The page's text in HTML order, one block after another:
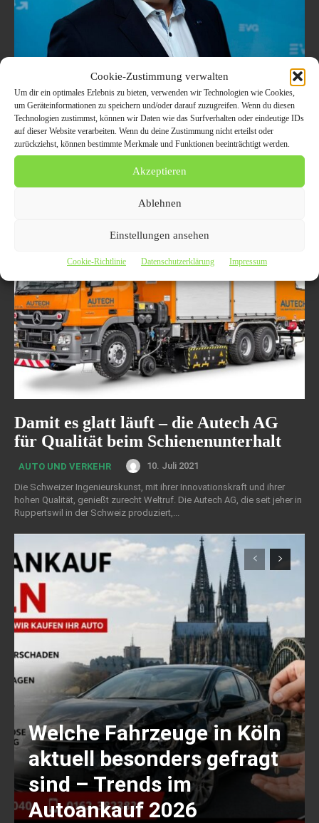
Cookie-Zustimmung verwalten
Um dir ein optimales Erlebnis zu bieten, verwenden wir Technologien wie Cookies,
um Geräteinformationen zu speichern und/oder darauf zuzugreifen. Wenn du diesen
Technologien zustimmst, können wir Daten wie das Surfverhalten oder eindeutige IDs
auf dieser Website verarbeiten. Wenn du deine Zustimmung nicht erteilst oder
zurückziehst, können bestimmte Merkmale und Funktionen beeinträchtigt werden.
Akzeptieren
Ablehnen
Einstellungen ansehen
Cookie-Richtlinie Datenschutzerklärung Impressum
Martin Burkert: EVG lehnt
Erfolgsbeteiligung bei Deutsche Bahn
AG ab. Keine Vorstands-Boni für 2021!
ALLGEMEIN
19. Dezember 2021
neue Regelung zur Erfolgsbeteiligung für Vorstände der Deutschen
Bahn ab. Dazu Martin Burkert, stellvertretender EVG-Vorsitzender: Die
Damit es glatt läuft – die Autech AG
für Qualität beim Schienenunterhalt
AUTO UND VERKEHR
10. Juli 2021
Die Schweizer Ingenieurskunst, mit ihrer Innovationskraft und ihrer
hohen Qualität, genießt zurecht Weltruf. Die Autech AG, die seit jeher in
Ruppertswil in der Schweiz produziert,...
Welche Fahrzeuge in Köln
aktuell besonders gefragt
sind – Trends im
Autoankauf 2026